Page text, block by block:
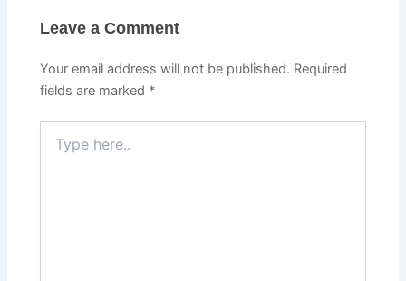
Leave a Comment
Your email address will not be published. Required
fields are marked *
here..